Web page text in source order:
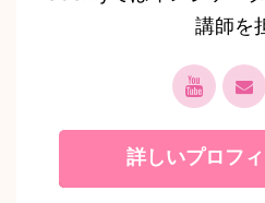
講師を
詳しいプロフ